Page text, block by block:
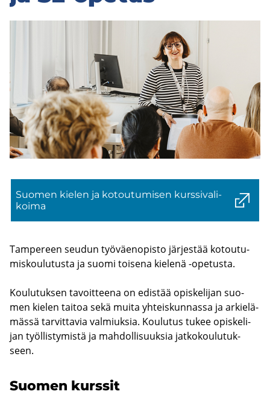
Suo­men kie­len ja ko­tou­tu­mi­sen kurs­si­va­li­
koi­ma
Tam­pe­reen seu­dun työ­väen­opis­to jär­jes­tää ko­tou­tu­
mis­kou­lu­tus­ta ja suomi toi­se­na kie­le­nä -​opetusta.
Kou­lu­tuk­sen ta­voit­tee­na on edis­tää opis­ke­li­jan suo­
men kie­len tai­toa sekä muita yh­teis­kun­nas­sa ja ar­kie­lä­
mäs­sä tar­vit­ta­via val­miuk­sia. Kou­lu­tus tukee opis­ke­li­
jan työl­lis­ty­mis­tä ja mah­dol­li­suuk­sia jat­ko­kou­lu­tuk­
seen.
Suo­men kurs­sit